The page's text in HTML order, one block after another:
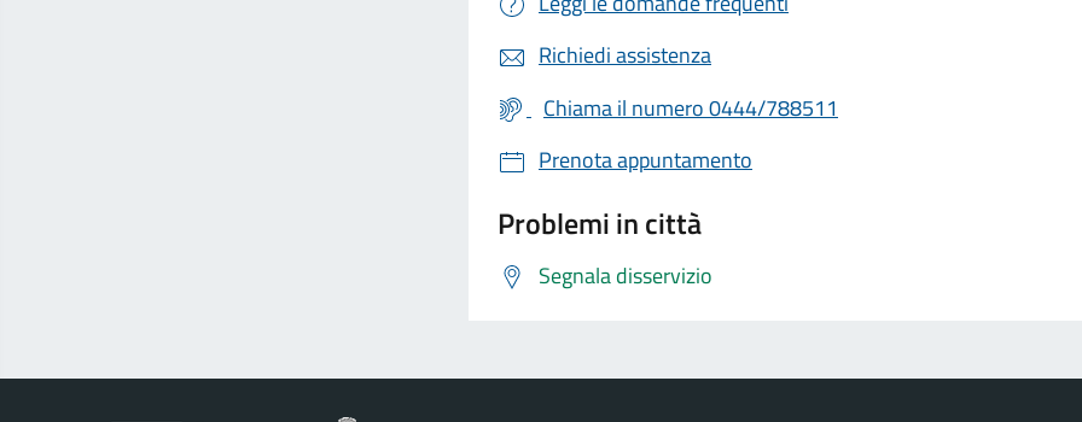
Richiedi assistenza
Chiama il numero 0444/788511
Prenota appuntamento
Problemi in città
Segnala disservizio